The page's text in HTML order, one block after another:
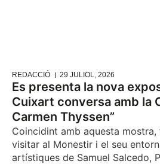
REDACCIÓ 29 JULIOL, 2026
Es presenta la nova
Cuixart conversa amb la
Carmen Thyssen”
Coincidint amb aquesta
visitar al Monestir i el seu
artístiques de Samuel Salcedo,